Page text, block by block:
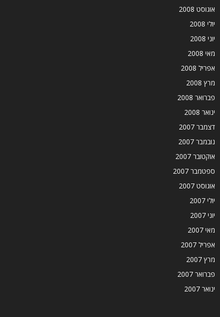
אוגוסט 2008
יולי 2008
יוני 2008
מאי 2008
אפריל 2008
מרץ 2008
פברואר 2008
ינואר 2008
דצמבר 2007
נובמבר 2007
אוקטובר 2007
ספטמבר 2007
אוגוסט 2007
יולי 2007
יוני 2007
מאי 2007
אפריל 2007
מרץ 2007
פברואר 2007
ינואר 2007